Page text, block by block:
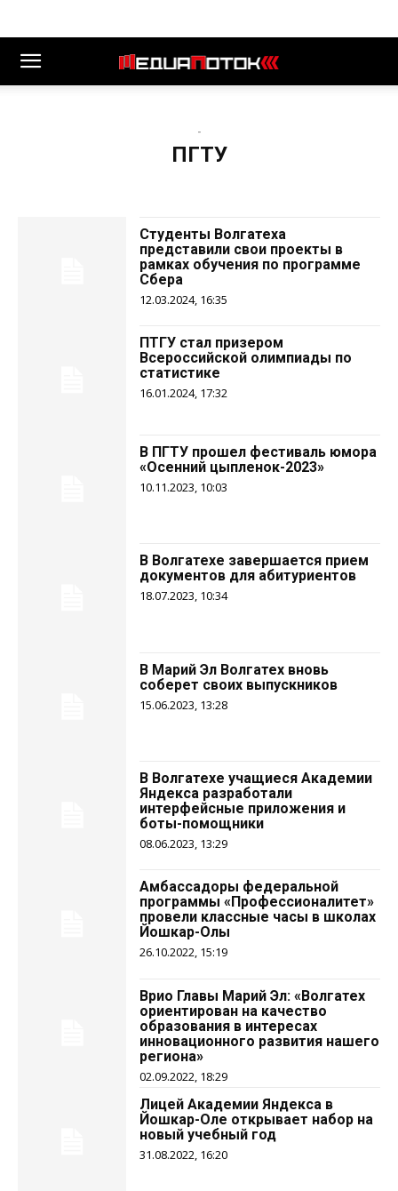
-
ПГТУ
Студенты Волгатеха
представили свои проекты в
рамках обучения по программе
Сбера
12.03.2024, 16:35
ПТГУ стал призером
Всероссийской олимпиады по
статистике
16.01.2024, 17:32
В ПГТУ прошел фестиваль юмора
«Осенний цыпленок-2023»
10.11.2023, 10:03
В Волгатехе завершается прием
документов для абитуриентов
18.07.2023, 10:34
В Марий Эл Волгатех вновь
соберет своих выпускников
15.06.2023, 13:28
В Волгатехе учащиеся Академии
Яндекса разработали
интерфейсные приложения и
боты-помощники
08.06.2023, 13:29
Амбассадоры федеральной
программы «Профессионалитет»
провели классные часы в школах
Йошкар-Олы
26.10.2022, 15:19
Врио Главы Марий Эл: «Волгатех
ориентирован на качество
образования в интересах
инновационного развития нашего
региона»
02.09.2022, 18:29
Лицей Академии Яндекса в
Йошкар-Оле открывает набор на
новый учебный год
31.08.2022, 16:20